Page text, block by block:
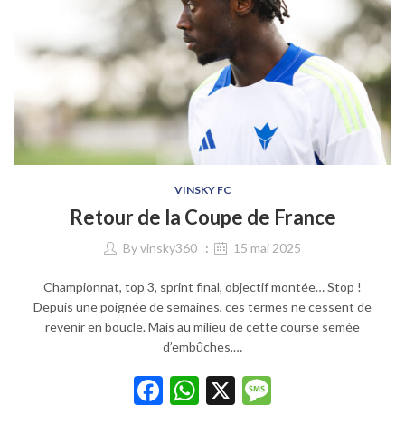
VINSKY FC
Retour de la Coupe de France
Byvinsky360 15 mai 2025
Championnat, top 3, sprint final, objectif montée… Stop !
Depuis une poignée de semaines, ces termes ne cessent de
revenir en boucle. Mais au milieu de cette course semée
d’embûches,…
Facebook
WhatsApp
X